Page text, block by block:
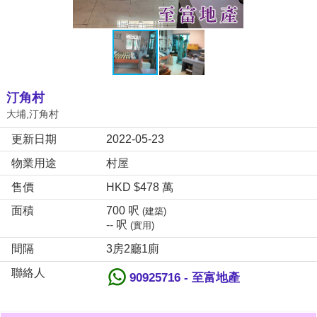
汀角村
大埔,汀角村
更新日期
2022-05-23
物業用途
村屋
售價
HKD $478 萬
面積
700 呎(建築)
-- 呎(實用)
間隔
3房2廳1廁
聯絡人
90925716 - 至富地產